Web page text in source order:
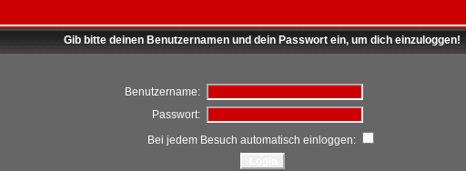
Gib bitte deinen Benutzernamen und dein Passwort ein, um dich einzuloggen!
Benutzername:
Passwort:
Bei jedem Besuch automatisch einloggen: